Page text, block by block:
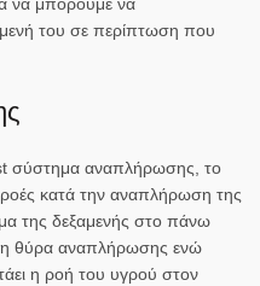
του σε περίπτωση που
σύστημα αναπλήρωσης, το
κατά την αναπλήρωση της
της δεξαμενής στο πάνω
η θύρα αναπλήρωσης ενώ
η ροή του υγρού στον